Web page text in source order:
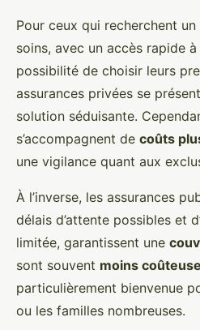
Pour ceux qui recherchent
soins, avec un accès rapide
possibilité de choisir leurs
assurances privées se
solution séduisante.
s’accompagnent de coûts
une vigilance quant aux
À l’inverse, les assurances
délais d’attente possibles et
limitée, garantissent une
sont souvent moins
particulièrement bienvenue
ou les familles nombreuses.